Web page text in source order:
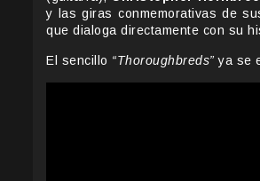
y las giras conmemorativas de
que dialoga directamente con su
El sencillo “Thoroughbreds” ya se